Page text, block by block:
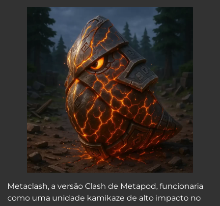
Metaclash, a versão Clash de Metapod, funcionaria
como uma unidade kamikaze de alto impacto no